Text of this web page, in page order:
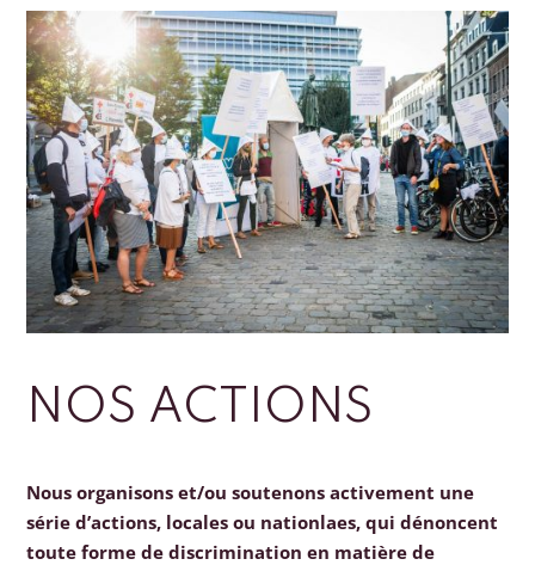
NOS ACTIONS
Nous organisons et/ou soutenons activement une
série d’actions, locales ou nationlaes, qui dénoncent
toute forme de discrimination en matière de